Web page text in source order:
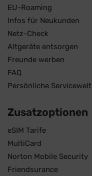
EU-Roaming
Infos für Neukunden
Netz-Check
Altgeräte entsorgen
Freunde werben
FAQ
Persönliche Servicewelt
Zusatzoptionen
eSIM Tarife
MultiCard
Norton Mobile Security
Friendsurance